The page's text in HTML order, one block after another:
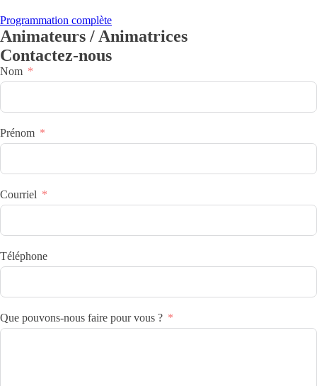
Programmation complète
Animateurs / Animatrices
Contactez-nous
Nom
Prénom
Courriel
Téléphone
Que pouvons-nous faire pour vous ?